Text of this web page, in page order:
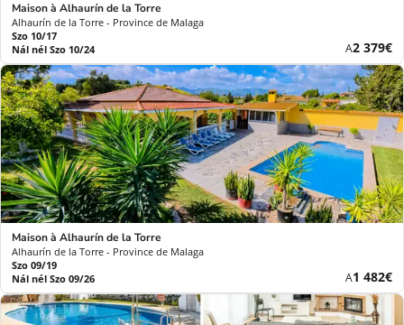
Maison à Alhaurín de la Torre
Alhaurín de la Torre - Province de Malaga
Szo 10/17
Nál nél Szo 10/24
AÚj
ár
2 379€
Maison à Alhaurín de la Torre
Alhaurín de la Torre - Province de Malaga
Szo 09/19
Nál nél Szo 09/26
AÚj
ár
1 482€